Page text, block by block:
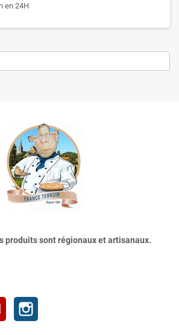
en 24H
produits sont régionaux et artisanaux.
YouTube